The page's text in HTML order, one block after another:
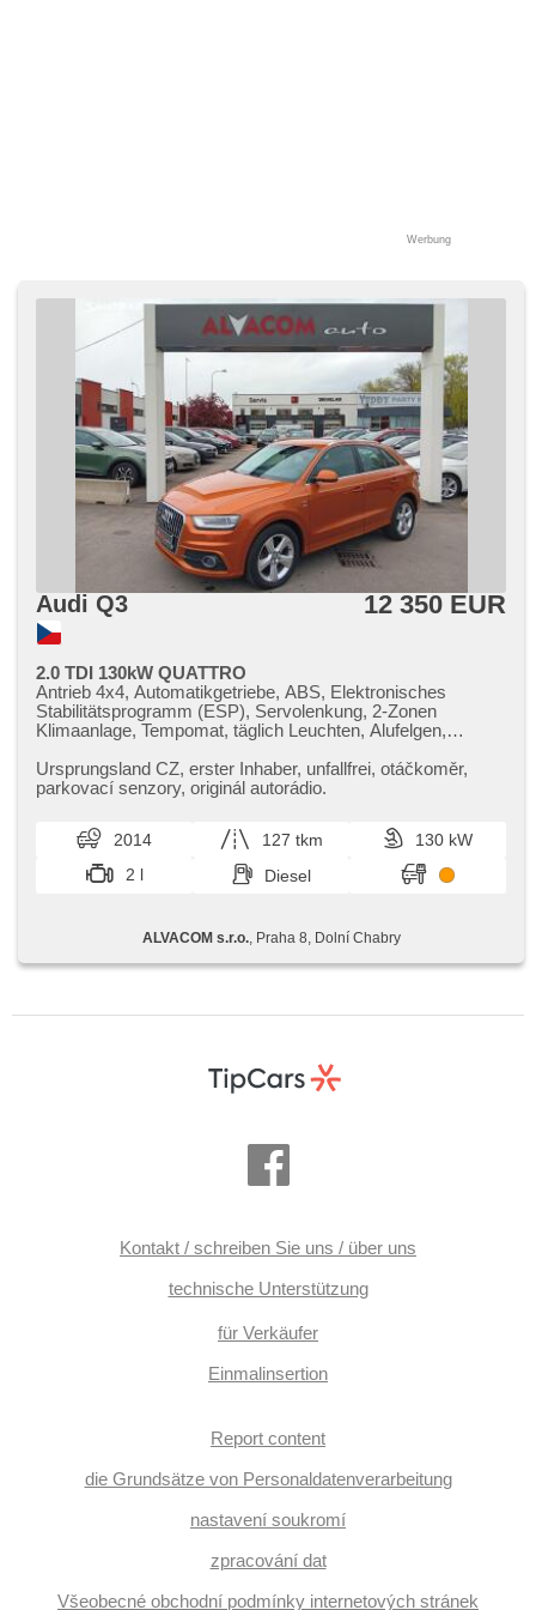
Werbung
Audi Q3 12 350 EUR
2.0 TDI 130kW QUATTRO
Antrieb 4x4, Automatikgetriebe, ABS, Elektronisches
Stabilitätsprogramm (ESP), Servolenkung, 2-Zonen
Klimaanlage, Tempomat, täglich Leuchten, Alufelgen,
Lichtsensor, Scheibenwischersensor, Lenkrad einstellbar,
Multifunktionslenkrad, Beifahrerairbagdeaktivierung, El.
Wegfahrsperre, Zentralverriegelung mit Funkfernbedienung,
Zentralverriegelung, beheizte Sitze, höheneinstellbare
Fahrersitz, Positionssitze, Nebelscheinwerfer,
Außenthermometer, beheizte Frontscheibe, Klimaablage,
Ursprungsland CZ,​ erster Inhaber,​ unfallfrei,​ otáčkoměr,​
parkovací senzory,​ originál autorádio.
2014 127 tkm
130 kW
2 l
Diesel
ALVACOM s.r.o., Praha 8, Dolní Chabry
Kontakt / schreiben Sie uns / über uns
technische Unterstützung
für Verkäufer
Einmalinsertion
Report content
die Grundsätze von Personaldatenverarbeitung
nastavení soukromí
zpracování dat
Všeobecné obchodní podmínky internetových stránek